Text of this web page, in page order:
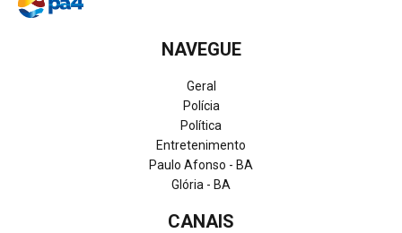
NAVEGUE
Geral
Polícia
Política
Entretenimento
Paulo Afonso - BA
Glória - BA
CANAIS